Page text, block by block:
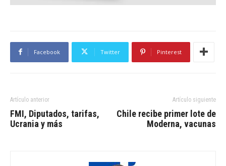
Facebook Twitter Pinterest
Artículo anterior
FMI, Diputados, tarifas,
Ucrania y más
Artículo siguiente
Chile recibe primer lote de
Moderna, vacunas